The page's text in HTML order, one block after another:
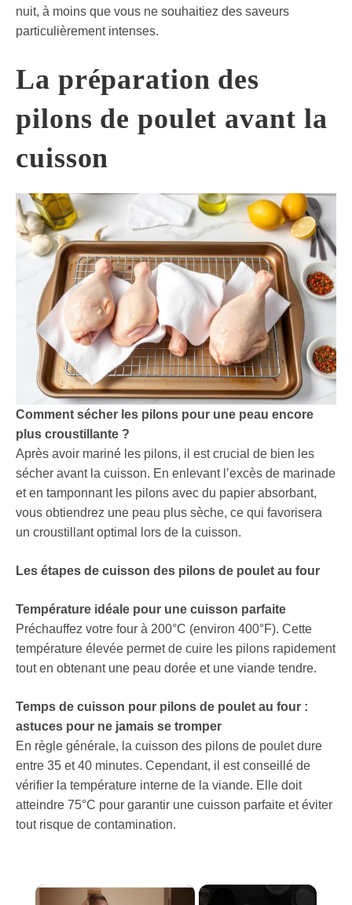
nuit, à moins que vous ne souhaitiez des saveurs
particulièrement intenses.
La préparation des
pilons de poulet avant la
cuisson
Comment sécher les pilons pour une peau encore
plus croustillante ?
Après avoir mariné les pilons, il est crucial de bien les
sécher avant la cuisson. En enlevant l’excès de marinade
et en tamponnant les pilons avec du papier absorbant,
vous obtiendrez une peau plus sèche, ce qui favorisera
un croustillant optimal lors de la cuisson.
Les étapes de cuisson des pilons de poulet au four
Température idéale pour une cuisson parfaite
Préchauffez votre four à 200°C (environ 400°F). Cette
température élevée permet de cuire les pilons rapidement
tout en obtenant une peau dorée et une viande tendre.
Temps de cuisson pour pilons de poulet au four :
astuces pour ne jamais se tromper
En règle générale, la cuisson des pilons de poulet dure
entre 35 et 40 minutes. Cependant, il est conseillé de
vérifier la température interne de la viande. Elle doit
atteindre 75°C pour garantir une cuisson parfaite et éviter
tout risque de contamination.
×